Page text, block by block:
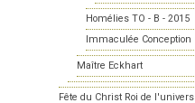
Homélies TO - B - 2015
Immaculée Conception
Maître Eckhart
Fête du Christ Roi de l'univers